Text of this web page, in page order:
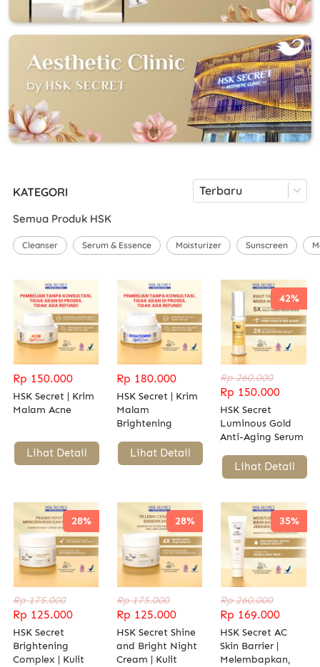
KATEGORI Terbaru
Semua Produk HSK
Cleanser Serum & Essence Moisturizer Sunscreen
Rp 150.000
HSK Secret | Krim
Malam Acne
`Lihat Detail
Rp 180.000
HSK Secret | Krim
Malam
Brightening
`Lihat Detail
Rp 260.000
Rp 150.000
HSK Secret
Luminous Gold
Anti-Aging Serum
Lembap, &
Bercahaya
`Lihat Detail
42%
Rp 175.000
Rp 125.000
HSK Secret
Brightening
Complex | Kulit
28%
Rp 175.000
Rp 125.000
HSK Secret Shine
and Bright Night
Cream | Kulit
28%
Rp 260.000
Rp 169.000
HSK Secret AC
Skin Barrier |
Melembapkan,
35%